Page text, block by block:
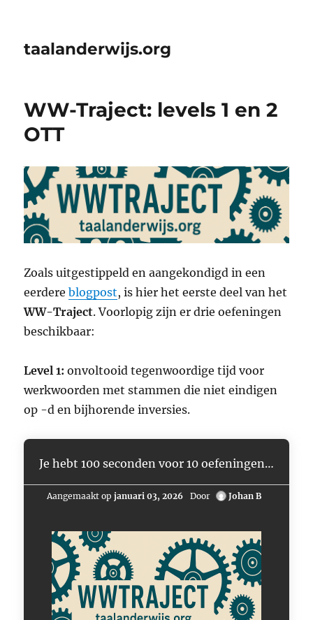
taalanderwijs.org
WW-Traject: levels 1 en 2
OTT
Zoals uitgestippeld en aangekondigd in een
eerdereblogpost, is hier het eerste deel van het
WW-Traject. Voorlopig zijn er drie oefeningen
beschikbaar:
Level 1: onvoltooid tegenwoordige tijd voor
werkwoorden met stammen die niet eindigen
op -d en bijhorende inversies.
Je hebt 100 seconden voor 10 oefeningen…
Aangemaakt op januari 03, 2026 Door Johan B